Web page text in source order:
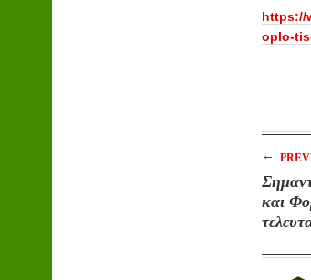
https://
oplo-
←
και